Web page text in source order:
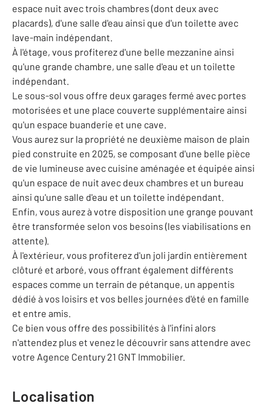
espace nuit avec trois chambres (dont deux avec
placards), d'une salle d'eau ainsi que d'un toilette avec
lave-main indépendant.
À l'étage, vous profiterez d'une belle mezzanine ainsi
qu'une grande chambre, une salle d'eau et un toilette
indépendant.
Le sous-sol vous offre deux garages fermé avec portes
motorisées et une place couverte supplémentaire ainsi
qu'un espace buanderie et une cave.
Vous aurez sur la propriété ne deuxième maison de plain
pied construite en 2025, se composant d'une belle pièce
de vie lumineuse avec cuisine aménagée et équipée ainsi
qu'un espace de nuit avec deux chambres et un bureau
ainsi qu'une salle d'eau et un toilette indépendant.
Enfin, vous aurez à votre disposition une grange pouvant
être transformée selon vos besoins (les viabilisations en
attente).
À l'extérieur, vous profiterez d'un joli jardin entièrement
clôturé et arboré, vous offrant également différents
espaces comme un terrain de pétanque, un appentis
dédié à vos loisirs et vos belles journées d'été en famille
et entre amis.
Ce bien vous offre des possibilités à l'infini alors
n'attendez plus et venez le découvrir sans attendre avec
votre Agence Century 21 GNT Immobilier.
Localisation